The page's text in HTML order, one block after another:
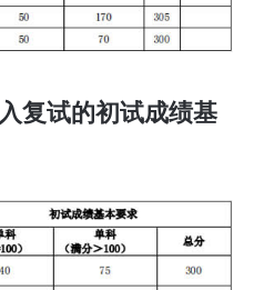
复试的初试成绩基